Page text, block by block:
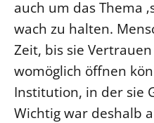
auch um das Thema
wach zu halten.
Zeit, bis sie
womöglich öffnen
Institution, in der sie
Wichtig war deshalb
Öffentlichkeitsarbeit
Personalausschuss
Projektmanagement
Recht
Terminstundenplaner